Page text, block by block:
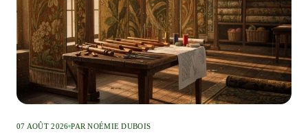
07 AOÛT 2026 PAR NOÉMIE DUBOIS